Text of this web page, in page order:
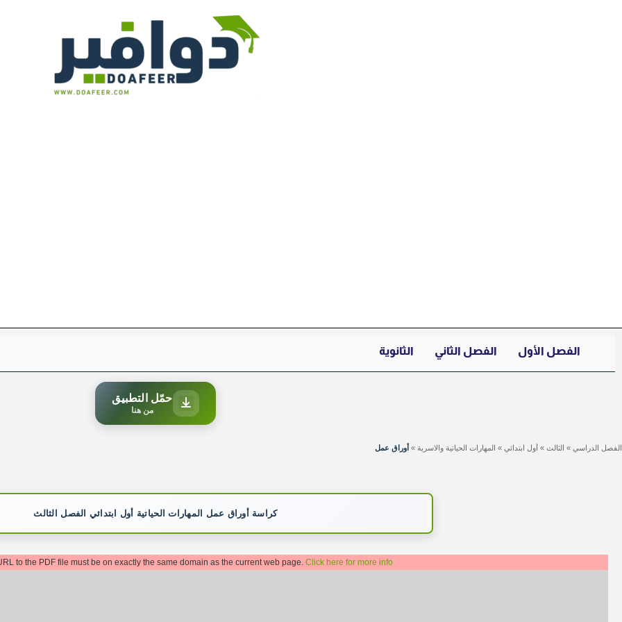
الفصل الأول الفصل الثاني الثانوية
حمّل التطبيق
من هنا
الفصل الدراسي » الثالث » أول ابتدائي » المهارات الحياتية والاسرية » أوراق عمل
كراسة أوراق عمل المهارات الحياتية أول ابتدائي الفصل الثالث
to the PDF file must be on exactly the same domain as the current web page. Click here for more info